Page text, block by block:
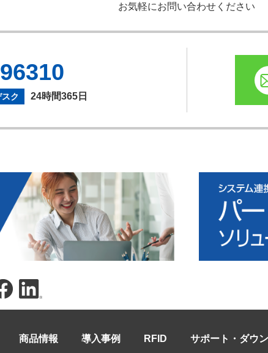
お気軽にお問い合わせください
ク 24時間365日
商品情報 導入事例 RFID サポート・ダウ